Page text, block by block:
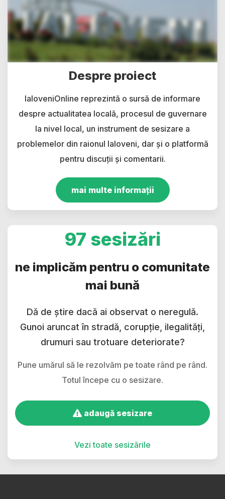
Despre proiect
IaloveniOnline reprezintă o sursă de informare
despre actualitatea locală, procesul de guvernare
la nivel local, un instrument de sesizare a
problemelor din raionul Ialoveni, dar și o platformă
pentru discuții și comentarii.
mai multe informații
97 sesizări
ne implicăm pentru o comunitate
mai bună
Dă de știre dacă ai observat o neregulă.
Gunoi aruncat în stradă, corupție, ilegalități,
drumuri sau trotuare deteriorate?
Pune umărul să le rezolvăm pe toate rând pe rând.
Totul începe cu o sesizare.
adaugă sesizare
Vezi toate sesizările